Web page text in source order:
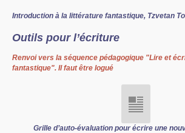
Introduction à la littérature fantastique, Tzvetan
Outils pour l’écriture
Renvoi vers la séquence pédagogique "Lire et
fantastique". Il faut être logué
Grille d’auto-évaluation pour écrire une